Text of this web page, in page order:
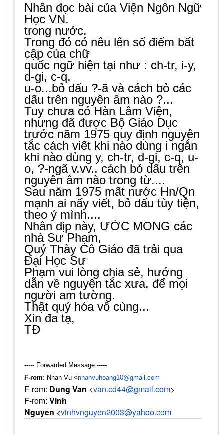
Nhân đọc bài của Viện Ngôn Ngữ
Học VN.
trong nước.
Trong đó có nêu lên số điểm bất
cập của chữ
quốc ngữ hiện tại như : ch-tr, i-y,
d-gi, c-q,
u-o...bỏ dấu ?-ã và cách bỏ các
dấu trên nguyên âm nào ?...
Tuy chưa có Hàn Lâm Viện,
nhưng đã được Bộ Giáo Dục
trước năm 1975 quy định nguyên
tắc cách viết khi nào dùng i ngắn
khi nào dùng y, ch-tr, d-gi, c-q, u-
o, ?-ngã v.vv.. cách bỏ dấu trên
nguyên âm nào trong từ....
Sau năm 1975 mất nước Hn/Qn
mạnh ai nấy viết, bỏ dấu tùy tiện,
theo ý mình....
Nhân dịp này, ƯỚC MONG các
nhà Sư Phạm,
Quý Thày Cô Giáo đã trải qua
Đại Học Sư
Phạm vui lòng chia sẻ, hướng
dẫn về nguyên tắc xưa, để mọi
người am tường.
Thật quý hóa vô cùng...
Xin đa tạ,
TĐ
----- Forwarded Message -----
F-rom: Nhan Vu <nhanvuhoang10@gmail.com
F-rom: Dung Van <van.cd44@gmail.com>
F-rom: Vinh
Nguyen <vinhvnguyen2003@yahoo.com